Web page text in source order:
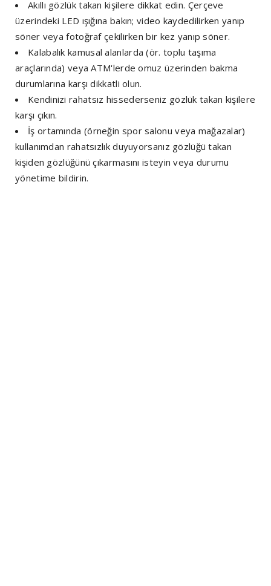
Akıllı gözlük takan kişilere dikkat edin. Çerçeve
üzerindeki LED ışığına bakın; video kaydedilirken yanıp
söner veya fotoğraf çekilirken bir kez yanıp söner.
Kalabalık kamusal alanlarda (ör. toplu taşıma
araçlarında) veya ATM'lerde omuz üzerinden bakma
durumlarına karşı dikkatli olun.
Kendinizi rahatsız hissederseniz gözlük takan kişilere
karşı çıkın.
İş ortamında (örneğin spor salonu veya mağazalar)
kullanımdan rahatsızlık duyuyorsanız gözlüğü takan
kişiden gözlüğünü çıkarmasını isteyin veya durumu
yönetime bildirin.